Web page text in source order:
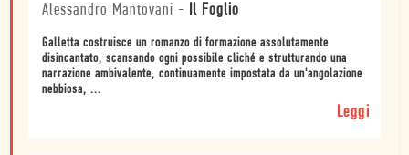
Alessandro Mantovani - Il Foglio
Galletta costruisce un romanzo di formazione assolutamente
disincantato, scansando ogni possibile cliché e strutturando una
narrazione ambivalente, continuamente impostata da un'angolazione
nebbiosa, ...
Leggi